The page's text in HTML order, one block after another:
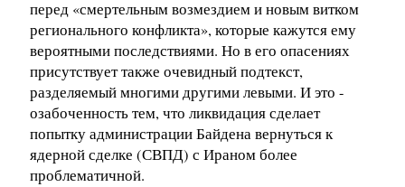
перед «смертельным возмездием и новым витком
регионального конфликта», которые кажутся ему
вероятными последствиями. Но в его опасениях
присутствует также очевидный подтекст,
разделяемый многими другими левыми. И это -
озабоченность тем, что ликвидация сделает
попытку администрации Байдена вернуться к
ядерной сделке (СВПД) с Ираном более
проблематичной.